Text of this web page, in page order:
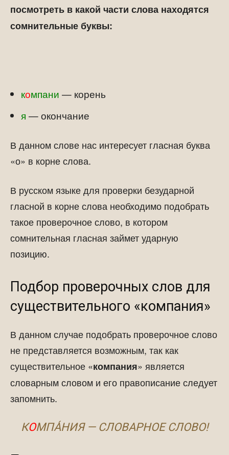
посмотреть в какой части слова находятся
сомнительные буквы:
компани — корень
я — окончание
В данном слове нас интересует гласная буква
«о» в корне слова.
В русском языке для проверки безударной
гласной в корне слова необходимо подобрать
такое проверочное слово, в котором
сомнительная гласная займет ударную
позицию.
Подбор проверочных слов для
существительного «компания»
В данном случае подобрать проверочное слово
не представляется возможным, так как
существительное «компания» является
словарным словом и его правописание следует
запомнить.
КОМПА́НИЯ — СЛОВАРНОЕ СЛОВО!